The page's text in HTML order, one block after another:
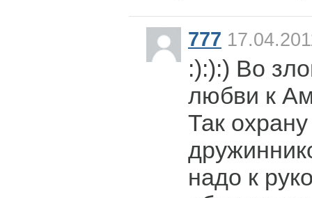
777
:):):) Во
любви к
Так
надо к